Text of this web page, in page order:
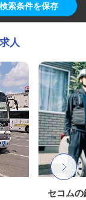
検索条件を保存
人
セコムの